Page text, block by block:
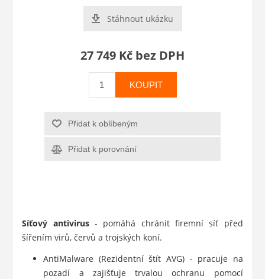
Stáhnout ukázku
27 749 Kč bez DPH
KOUPIT
Přidat k oblíbeným
Přidat k porovnání
Síťový antivirus- pomáhá chránit firemní síť před
šířením virů, červů a trojských koní.
AntiMalware (Rezidentní štít AVG) - pracuje na
pozadí a zajišťuje trvalou ochranu pomocí